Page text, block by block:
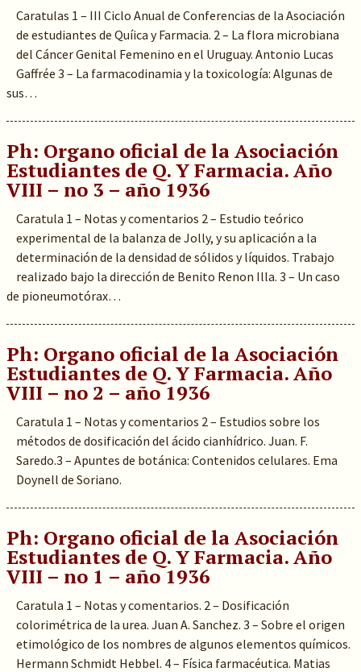
Caratulas 1 – III Ciclo Anual de Conferencias de la Asociación
de estudiantes de Quíica y Farmacia. 2 – La flora microbiana
del Cáncer Genital Femenino en el Uruguay. Antonio Lucas
Gaffrée 3 – La farmacodinamia y la toxicología: Algunas de
sus…
Ph: Organo oficial de la Asociación
Estudiantes de Q. Y Farmacia. Año
VIII – no 3 – año 1936
Caratula 1 – Notas y comentarios 2 – Estudio teórico
experimental de la balanza de Jolly, y su aplicación a la
determinación de la densidad de sólidos y líquidos. Trabajo
realizado bajo la dirección de Benito Renon Illa. 3 – Un caso
de pioneumotórax…
Ph: Organo oficial de la Asociación
Estudiantes de Q. Y Farmacia. Año
VIII – no 2 – año 1936
Caratula 1 – Notas y comentarios 2 – Estudios sobre los
métodos de dosificación del ácido cianhídrico. Juan. F.
Saredo.3 – Apuntes de botánica: Contenidos celulares. Ema
Doynell de Soriano.
Ph: Organo oficial de la Asociación
Estudiantes de Q. Y Farmacia. Año
VIII – no 1 – año 1936
Caratula 1 – Notas y comentarios. 2 – Dosificación
colorimétrica de la urea. Juan A. Sanchez. 3 – Sobre el origen
etimológico de los nombres de algunos elementos químicos.
Hermann Schmidt Hebbel. 4 – Física farmacéutica. Matias